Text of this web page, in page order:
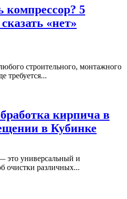
компрессор? 5
«нет»
строительного, монтажного
требуется...
кирпича в
в Кубинке
это универсальный и
очистки различных...